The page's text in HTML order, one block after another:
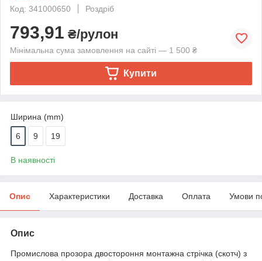
Код: 341000650
Роздріб
793,91 ₴/рулон
Мінімальна сума замовлення на сайті — 1 500 ₴
Купити
Ширина (mm)
6 9 19
В наявності
Опис Характеристики Доставка Оплата Умови
Опис
Промислова прозора двостороння монтажна стрічка (скотч) з